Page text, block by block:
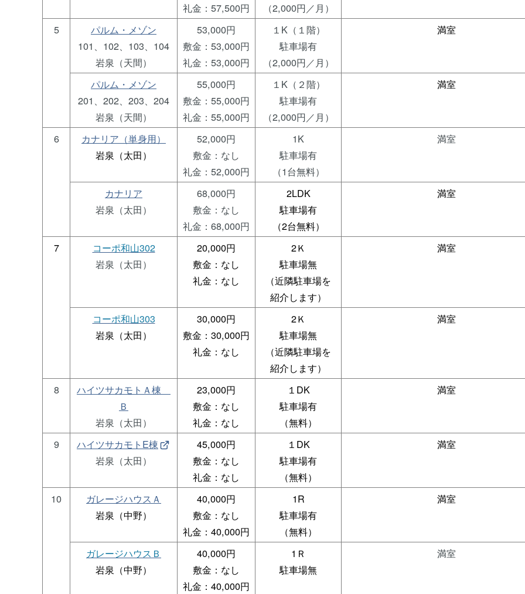
礼金：57,500円
（2,000円／月）
5
パルム・メゾン
101、102、103、104
岩泉（天間）
53,000円
敷金：53,000円
礼金：53,000円
１K（１階）
駐車場有
（2,000円／月）
満室
パルム・メゾン
201、202、203、204
岩泉（天間）
55,000円
敷金：55,000円
礼金：55,000円
１K（２階）
駐車場有
（2,000円／月）
満室
6
カナリア（単身用）
岩泉（太田）
52,000円
敷金：なし
礼金：52,000円
1K
駐車場有
（1台無料）
満室
カナリア
岩泉（太田）
68,000円
敷金：なし
礼金：68,000円
2LDK
駐車場有
（2台無料）
満室
7
コーポ和山302
岩泉（太田）
20,000円
敷金：なし
礼金：なし
2Ｋ
駐車場無
（近隣駐車場を
紹介します）
満室
コーポ和山303
岩泉（太田）
30,000円
敷金：30,000円
礼金：なし
2Ｋ
駐車場無
（近隣駐車場を
紹介します）
満室
8
ハイツサカモトＡ棟
Ｂ
岩泉（太田）
23,000円
敷金：なし
礼金：なし
１DK
駐車場有
（無料）
満室
9
ハイツサカモトE棟
岩泉（太田）
45,000円
敷金：なし
礼金：なし
１DK
駐車場有
（無料）
満室
10
ガレージハウスＡ
岩泉（中野）
40,000円
敷金：なし
礼金：40,000円
1R
駐車場有
（無料）
満室
ガレージハウスＢ
岩泉（中野）
40,000円
敷金：なし
礼金：40,000円
1Ｒ
駐車場無
満室